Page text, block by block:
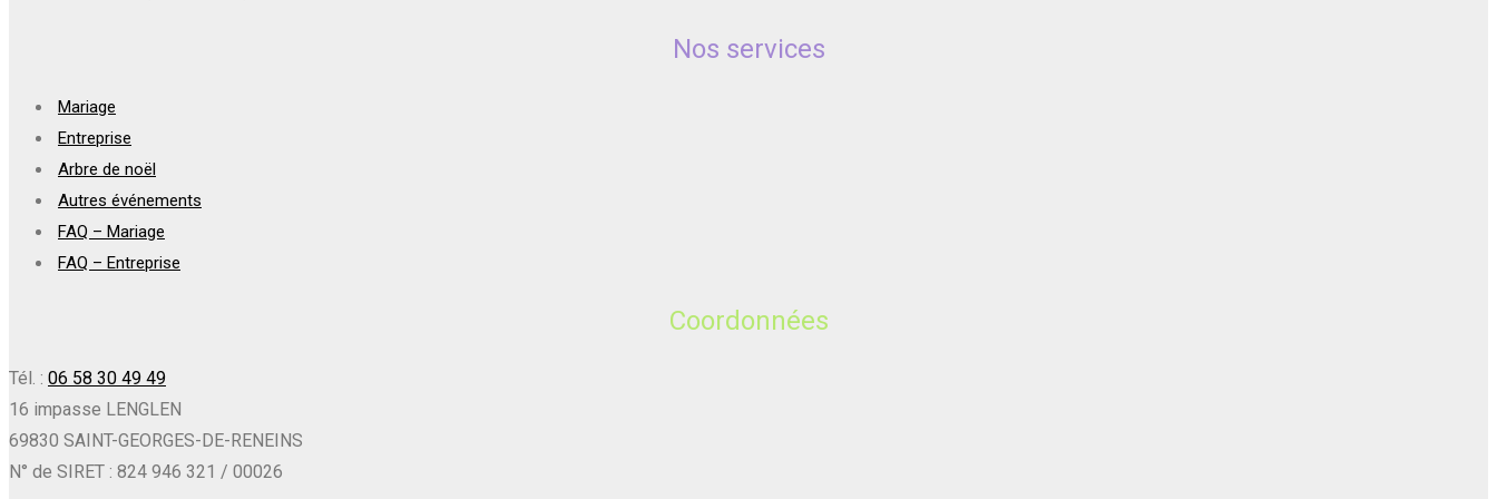
Nos services
Mariage
Entreprise
Arbre de noël
Autres événements
FAQ – Mariage
FAQ – Entreprise
Coordonnées
Tél. : 06 58 30 49 49
16 impasse LENGLEN
69830 SAINT-GEORGES-DE-RENEINS
N° de SIRET : 824 946 321 / 00026